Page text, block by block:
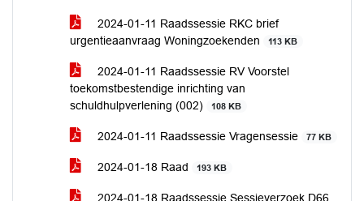
2024-01-11 Raadssessie RKC brief
urgentieaanvraag Woningzoekenden
113 KB
2024-01-11 Raadssessie RV Voorstel
toekomstbestendige inrichting van
schuldhulpverlening (002)
108 KB
2024-01-11 Raadssessie Vragensessie 77 KB
2024-01-18 Raad 193 KB
2024-01-18 Raadssessie Sessieverzoek D66